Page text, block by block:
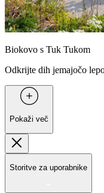
Biokovo s Tuk Tukom
Odkrijte dih jemajočo
Pokaži več
Storitve za uporabnike